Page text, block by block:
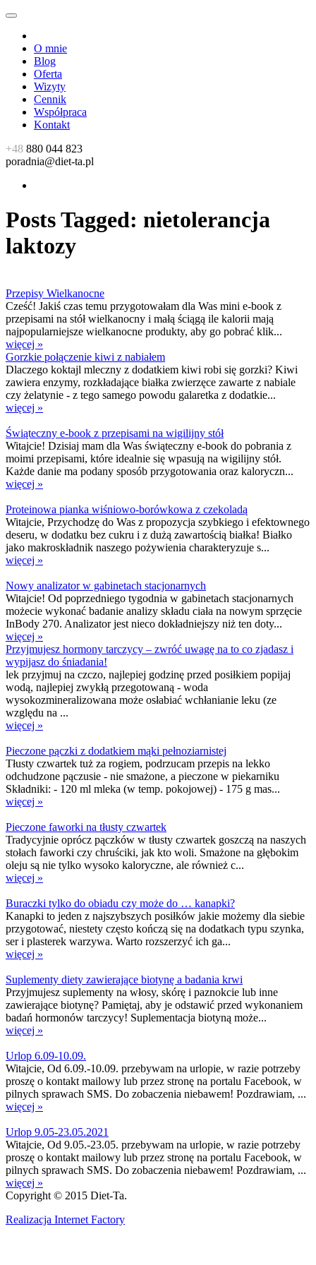
O mnie
Blog
Oferta
Wizyty
Cennik
Współpraca
Kontakt
+48 880 044 823
poradnia@diet-ta.pl
Posts Tagged: nietolerancja
laktozy
Przepisy Wielkanocne
Cześć! Jakiś czas temu przygotowałam dla Was mini e-book z
przepisami na stół wielkanocny i małą ściągą ile kalorii mają
najpopularniejsze wielkanocne produkty, aby go pobrać klik...
więcej »
Gorzkie połączenie kiwi z nabiałem
Dlaczego koktajl mleczny z dodatkiem kiwi robi się gorzki? Kiwi
zawiera enzymy, rozkładające białka zwierzęce zawarte z nabiale
czy żelatynie - z tego samego powodu galaretka z dodatkie...
więcej »
Świąteczny e-book z przepisami na wigilijny stół
Witajcie! Dzisiaj mam dla Was świąteczny e-book do pobrania z
moimi przepisami, które idealnie się wpasują na wigilijny stół.
Każde danie ma podany sposób przygotowania oraz kaloryczn...
więcej »
Proteinowa pianka wiśniowo-borówkowa z czekoladą
Witajcie, Przychodzę do Was z propozycja szybkiego i efektownego
deseru, w dodatku bez cukru i z dużą zawartością białka! Białko
jako makroskładnik naszego pożywienia charakteryzuje s...
więcej »
Nowy analizator w gabinetach stacjonarnych
Witajcie! Od poprzedniego tygodnia w gabinetach stacjonarnych
możecie wykonać badanie analizy składu ciała na nowym sprzęcie
InBody 270. Analizator jest nieco dokładniejszy niż ten doty...
więcej »
Przyjmujesz hormony tarczycy – zwróć uwagę na to co zjadasz i
wypijasz do śniadania!
lek przyjmuj na czczo, najlepiej godzinę przed posiłkiem popijaj
wodą, najlepiej zwykłą przegotowaną - woda
wysokozmineralizowana może osłabiać wchłanianie leku (ze
względu na ...
więcej »
Pieczone pączki z dodatkiem mąki pełnoziarnistej
Tłusty czwartek tuż za rogiem, podrzucam przepis na lekko
odchudzone pączusie - nie smażone, a pieczone w piekarniku
Składniki: - 120 ml mleka (w temp. pokojowej) - 175 g mas...
więcej »
Pieczone faworki na tłusty czwartek
Tradycyjnie oprócz pączków w tłusty czwartek goszczą na naszych
stołach faworki czy chruściki, jak kto woli. Smażone na głębokim
oleju są nie tylko wysoko kaloryczne, ale również c...
więcej »
Buraczki tylko do obiadu czy może do … kanapki?
Kanapki to jeden z najszybszych posiłków jakie możemy dla siebie
przygotować, niestety często kończą się na dodatkach typu szynka,
ser i plasterek warzywa. Warto rozszerzyć ich ga...
więcej »
Suplementy diety zawierające biotynę a badania krwi
Przyjmujesz suplementy na włosy, skórę i paznokcie lub inne
zawierające biotynę? Pamiętaj, aby je odstawić przed wykonaniem
badań hormonów tarczycy! Suplementacja biotyną może...
więcej »
Urlop 6.09-10.09.
Witajcie, Od 6.09.-10.09. przebywam na urlopie, w razie potrzeby
proszę o kontakt mailowy lub przez stronę na portalu Facebook, w
pilnych sprawach SMS. Do zobaczenia niebawem! Pozdrawiam, ...
więcej »
Urlop 9.05-23.05.2021
Witajcie, Od 9.05.-23.05. przebywam na urlopie, w razie potrzeby
proszę o kontakt mailowy lub przez stronę na portalu Facebook, w
pilnych sprawach SMS. Do zobaczenia niebawem! Pozdrawiam, ...
więcej »
Copyright © 2015 Diet-Ta.
Realizacja Internet Factory